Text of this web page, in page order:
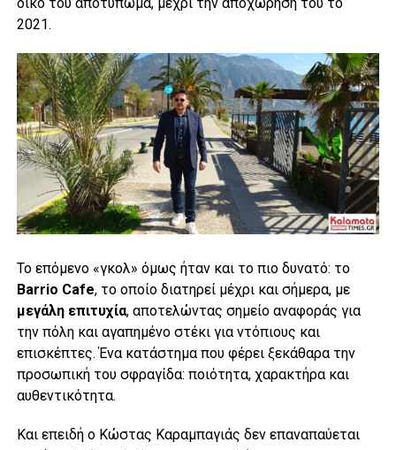
2021.
Το επόμενο «γκολ» όμως ήταν και το πιο δυνατό: το
Barrio Cafe, το οποίο διατηρεί μέχρι και σήμερα, με
μεγάλη επιτυχία, αποτελώντας σημείο αναφοράς για
την πόλη και αγαπημένο στέκι για ντόπιους και
επισκέπτες. Ένα κατάστημα που φέρει ξεκάθαρα την
προσωπική του σφραγίδα: ποιότητα, χαρακτήρα και
αυθεντικότητα.
Και επειδή ο Κώστας Καραμπαγιάς δεν επαναπαύεται